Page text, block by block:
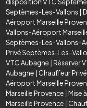
Septèmes-Les-Vallons |
Aéroport Marseille
Vallons-Aéroport
Septèmes-Les-Vallons-
Privé Septèmes-Les-
VTC Aubagne | Réserver
Aubagne | Chauffeur
Aéroport Marseille
Marseille Provence | Mise
Marseille Provence |